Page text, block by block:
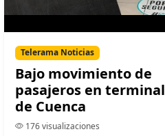
Telerama Noticias
Bajo movimiento de
pasajeros en terminal
de Cuenca
176 visualizaciones